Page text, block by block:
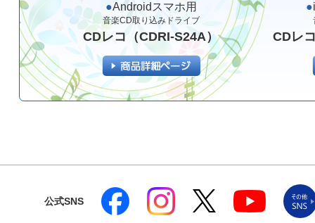
●Androidスマホ用
音楽CD取り込みドライブ
CDレコ（CDRI-S24A）
●
CDレ
公式SNS